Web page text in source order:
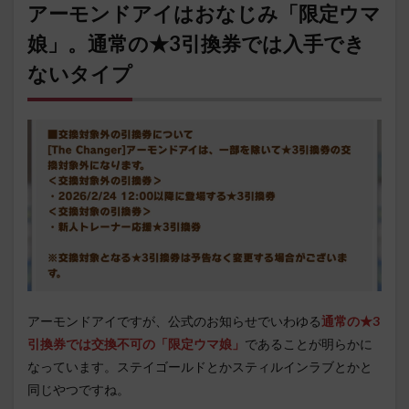
アーモンドアイはおなじみ「限定ウマ
娘」。通常の★3引換券では入手でき
ないタイプ
アーモンドアイですが、公式のお知らせでいわゆる通常の★3
引換券では交換不可の「限定ウマ娘」 であることが明らかに
なっています。ステイゴールドとかスティルインラブとかと
同じやつですね。